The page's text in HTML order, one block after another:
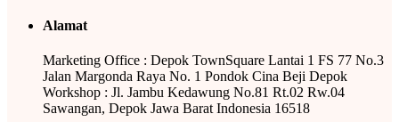
Alamat
Marketing Office : Depok TownSquare Lantai 1 FS 77 No.3
Jalan Margonda Raya No. 1 Pondok Cina Beji Depok
Workshop : Jl. Jambu Kedawung No.81 Rt.02 Rw.04
Sawangan, Depok Jawa Barat Indonesia 16518